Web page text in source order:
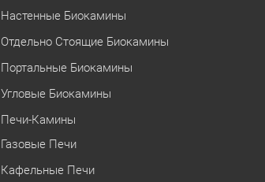
Настенные Биокамины
Отдельно Стоящие Биокамины
Портальные Биокамины
Угловые Биокамины
Печи-Камины
Газовые Печи
Кафельные Печи